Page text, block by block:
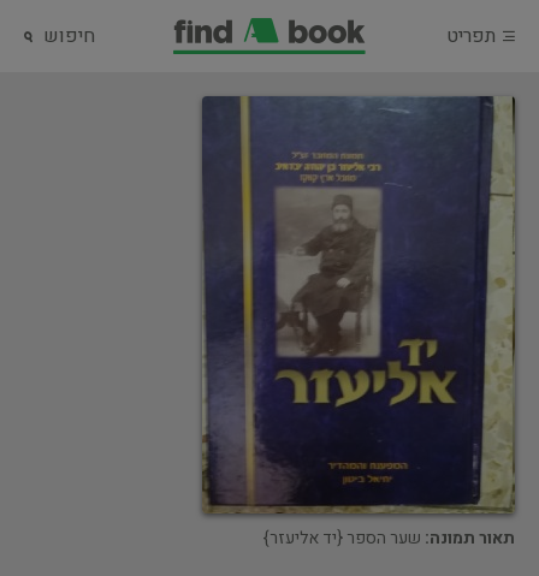
תפריט חיפוש
תאור תמונה: שער הספר {יד אליעזר}